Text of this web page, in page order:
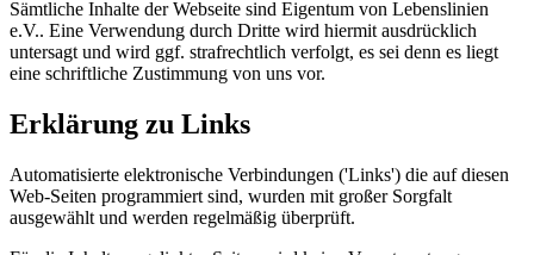
Sämtliche Inhalte der Webseite sind Eigentum von Lebenslinien
e.V.. Eine Verwendung durch Dritte wird hiermit ausdrücklich
untersagt und wird ggf. strafrechtlich verfolgt, es sei denn es liegt
eine schriftliche Zustimmung von uns vor.
Erklärung zu Links
Automatisierte elektronische Verbindungen ('Links') die auf diesen
Web-Seiten programmiert sind, wurden mit großer Sorgfalt
ausgewählt und werden regelmäßig überprüft.